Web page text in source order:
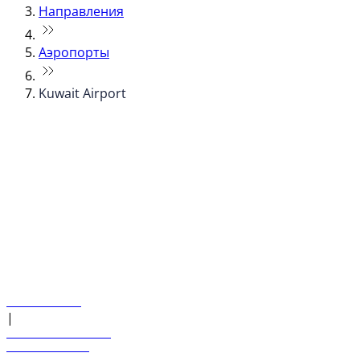
Направления
Аэропорты
Kuwait Airport
|